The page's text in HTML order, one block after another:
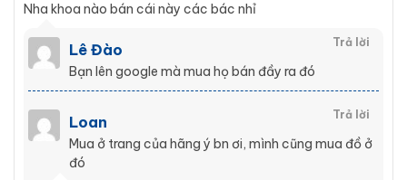
Nha khoa nào bán cái này các bác nhỉ
Lê Đào Trả lời
Bạn lên google mà mua họ bán đầy ra đó
Loan Trả lời
Mua ở trang của hãng ý bn ơi, mình cũng mua đồ ở
đó